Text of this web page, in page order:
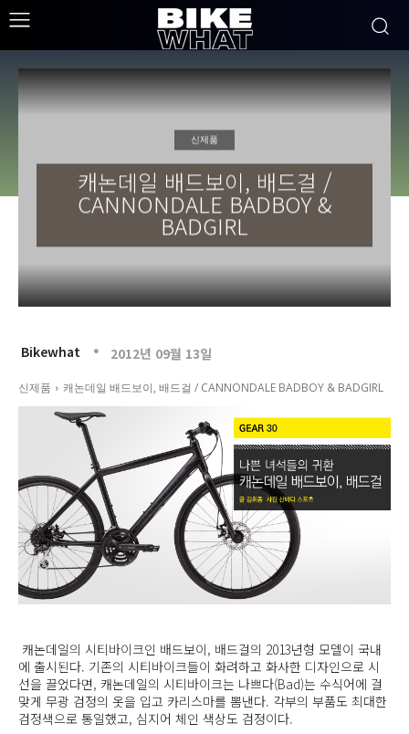
신제품
캐논데일 배드보이, 배드걸 /
CANNONDALE BADBOY &
BADGIRL
Bikewhat 2012년 09월 13일
신제품 캐논데일 배드보이, 배드걸 / CANNONDALE BADBOY & BADGIRL
캐논데일의 시티바이크인 배드보이, 배드걸의 2013년형 모델이 국내
에 출시된다. 기존의 시티바이크들이 화려하고 화사한 디자인으로 시
선을 끌었다면, 캐논데일의 시티바이크는 나쁘다(Bad)는 수식어에 걸
맞게 무광 검정의 옷을 입고 카리스마를 뽐낸다. 각부의 부품도 최대한
검정색으로 통일했고, 심지어 체인 색상도 검정이다.